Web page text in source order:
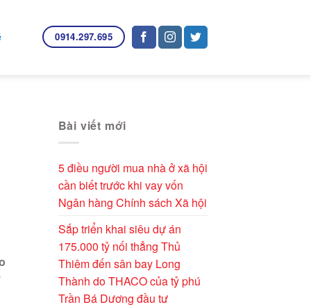
0914.297.695
Bài viết mới
5 điều người mua nhà ở xã hội
cần biết trước khi vay vốn
Ngân hàng Chính sách Xã hội
Sắp triển khai siêu dự án
175.000 tỷ nối thẳng Thủ
Thiêm đến sân bay Long
Thành do THACO của tỷ phú
Trần Bá Dương đầu tư